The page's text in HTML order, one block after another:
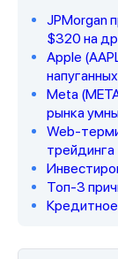
JPMorgan
$320 на
Apple
Meta
рынка
Web-
трейдинга
Топ-3